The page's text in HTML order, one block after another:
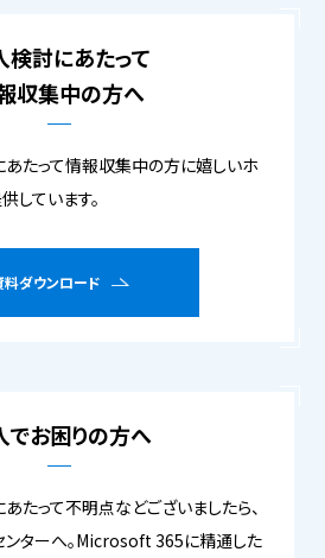
検討にあたって
収集中の方へ
たって情報収集中の方に嬉しいホ
しています。
料ダウンロード
でお困りの方へ
って不明点などございましたら、
ターへ。Microsoft 365に精通した